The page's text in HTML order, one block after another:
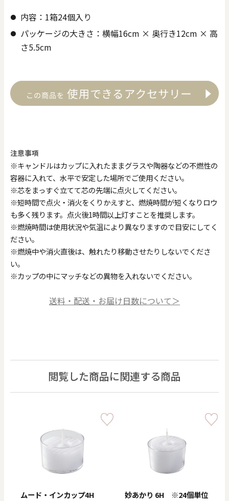
内容：1箱24個入り
パッケージの大きさ：横幅16cm × 奥行き12cm × 高
さ5.5cm
注意事項
※キャンドルはカップに入れたままグラスや陶器などの不燃性の
容器に入れて、水平で安定した場所でご使用ください。
※芯をまっすぐ立てて芯の先端に点火してください。
※短時間で点火・消火をくりかえすと、燃焼時間が短くなりロウ
も多く残ります。点火後1時間以上灯すことを推奨します。
※燃焼時間は使用状況や気温により異なりますので目安にしてく
ださい。
※燃焼中や消火直後は、触れたり移動させたりしないでくださ
い。
※カップの中にマッチなどの異物を入れないでください。
送料・配送・お届け日数について＞
閲覧した商品に関連する商品
ムード・インカップ4H
妙あかり 6H ※24個単位